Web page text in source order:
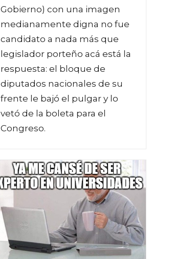
Gobierno) con una imagen
medianamente digna no fue
candidato a nada más que
legislador porteño acá está la
respuesta: el bloque de
diputados nacionales de su
frente le bajó el pulgar y lo
vetó de la boleta para el
Congreso.